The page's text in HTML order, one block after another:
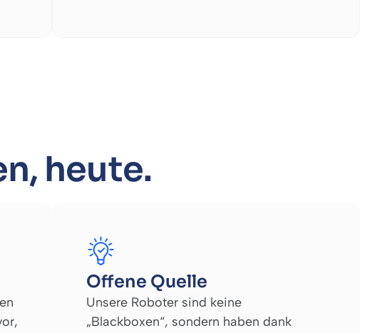
heute.
Offene Quelle
Unsere Roboter sind keine
„Blackboxen“, sondern haben dank